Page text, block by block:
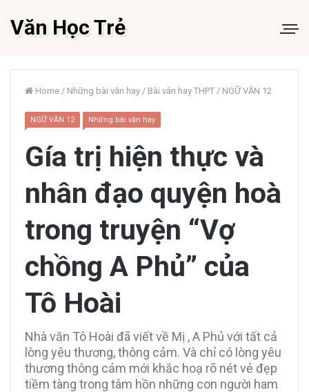
Văn Học Trẻ
Home / Những bài văn hay / Bài văn hay THPT / NGỮ VĂN 12
NGỮ VĂN 12 Những bài văn hay
Gía trị hiện thực và
nhân đạo quyện hoà
trong truyện “Vợ
chồng A Phủ” của
Tô Hoài
Nhà văn Tô Hoài đã viết về Mị , A Phủ với tất cả
lòng yêu thương, thông cảm. Và chỉ có lòng yêu
thương thông cảm mới khắc hoạ rõ nét vẻ đẹp
tiềm tàng trong tâm hồn những con người ham